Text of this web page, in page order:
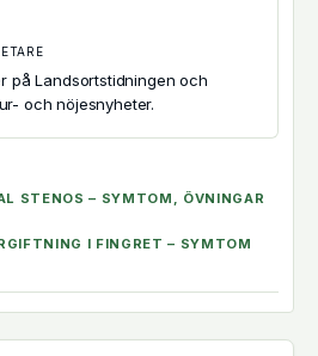
på Landsortstidningen och
och nöjesnyheter.
STENOS – SYMTOM, ÖVNINGAR
I FINGRET – SYMTOM